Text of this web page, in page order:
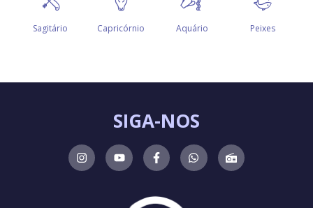
SIGA-NOS